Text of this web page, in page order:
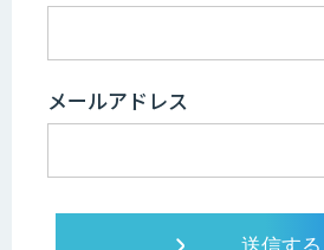
メールアドレス